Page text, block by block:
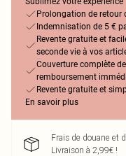
Prolongation de retour
Indemnisation de 5 €
Revente gratuite et
seconde vie à vos
Couverture complète
remboursement
Revente gratuite et
En savoir plus
Frais de douane et
Livraison à 2,99€ !